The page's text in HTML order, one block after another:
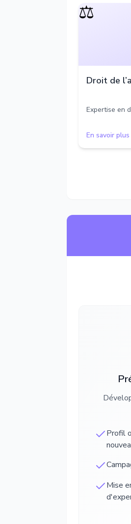
⚖️
Droit de
Expertise en
En savoir plus
Profil
Mise